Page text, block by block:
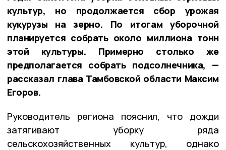
культур, но продолжается сбор урожая
кукурузы на зерно. По итогам уборочной
планируется собрать около миллиона тонн
этой культуры. Примерно столько же
предполагается собрать подсолнечника, —
рассказал глава Тамбовской области Максим
Егоров.
Руководитель региона пояснил, что дожди
затягивают уборку ряда
сельскохозяйственных культур, однако